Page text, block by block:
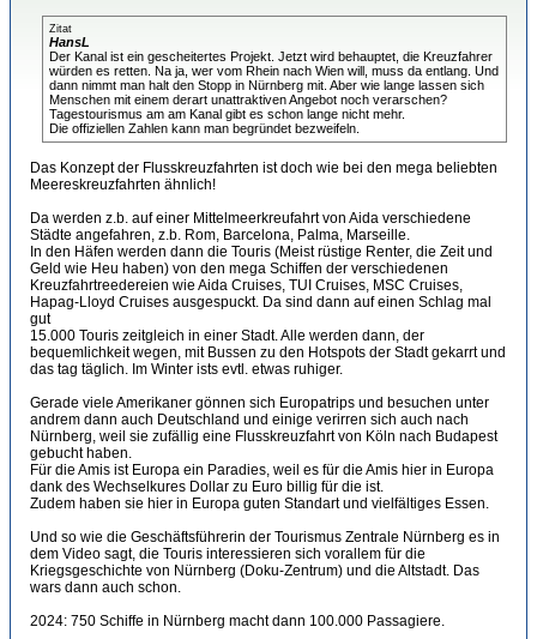
Zitat
HansL
Der Kanal ist ein gescheitertes Projekt. Jetzt wird behauptet, die Kreuzfahrer
würden es retten. Na ja, wer vom Rhein nach Wien will, muss da entlang. Und
dann nimmt man halt den Stopp in Nürnberg mit. Aber wie lange lassen sich
Menschen mit einem derart unattraktiven Angebot noch verarschen?
Tagestourismus am am Kanal gibt es schon lange nicht mehr.
Die offiziellen Zahlen kann man begründet bezweifeln.
Das Konzept der Flusskreuzfahrten ist doch wie bei den mega beliebten
Meereskreuzfahrten ähnlich!
Da werden z.b. auf einer Mittelmeerkreufahrt von Aida verschiedene
Städte angefahren, z.b. Rom, Barcelona, Palma, Marseille.
In den Häfen werden dann die Touris (Meist rüstige Renter, die Zeit und
Geld wie Heu haben) von den mega Schiffen der verschiedenen
Kreuzfahrtreedereien wie Aida Cruises, TUI Cruises, MSC Cruises,
Hapag-Lloyd Cruises ausgespuckt. Da sind dann auf einen Schlag mal
gut
15.000 Touris zeitgleich in einer Stadt. Alle werden dann, der
bequemlichkeit wegen, mit Bussen zu den Hotspots der Stadt gekarrt und
das tag täglich. Im Winter ists evtl. etwas ruhiger.
Gerade viele Amerikaner gönnen sich Europatrips und besuchen unter
andrem dann auch Deutschland und einige verirren sich auch nach
Nürnberg, weil sie zufällig eine Flusskreuzfahrt von Köln nach Budapest
gebucht haben.
Für die Amis ist Europa ein Paradies, weil es für die Amis hier in Europa
dank des Wechselkures Dollar zu Euro billig für die ist.
Zudem haben sie hier in Europa guten Standart und vielfältiges Essen.
Und so wie die Geschäftsführerin der Tourismus Zentrale Nürnberg es in
dem Video sagt, die Touris interessieren sich vorallem für die
Kriegsgeschichte von Nürnberg (Doku-Zentrum) und die Altstadt. Das
wars dann auch schon.
2024: 750 Schiffe in Nürnberg macht dann 100.000 Passagiere.